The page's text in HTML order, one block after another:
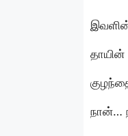
நான்…